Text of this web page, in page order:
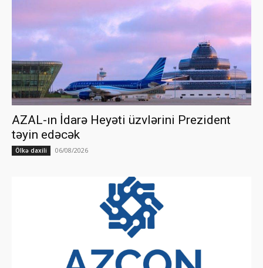
AZAL-ın İdarə Heyəti üzvlərini Prezident
təyin edəcək
Ölkə daxili 06/08/2026